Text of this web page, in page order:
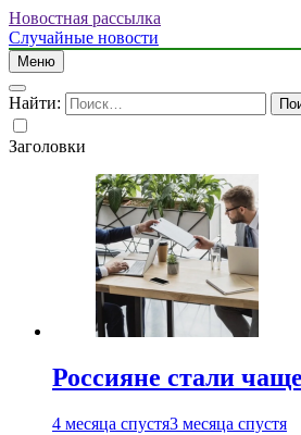
Новостная рассылка
Случайные новости
Меню
Найти:
Заголовки
Россияне стали
4 месяца спустя3 месяца спустя